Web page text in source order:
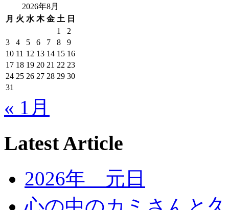
2026年8月
月 火 水 木 金 土 日
1
2
3
4 5 6 7 8
9
10 11 12 13 14 15 16
17 18 19 20 21 22 23
24 25 26 27 28 29 30
31
« 1月
Latest Article
2026年 元日